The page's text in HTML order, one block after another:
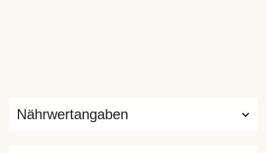
Nährwertangaben